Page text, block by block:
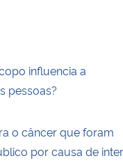
influencia a
pessoas?
o câncer que foram
por causa de